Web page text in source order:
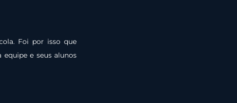
Foi por isso que
e seus alunos